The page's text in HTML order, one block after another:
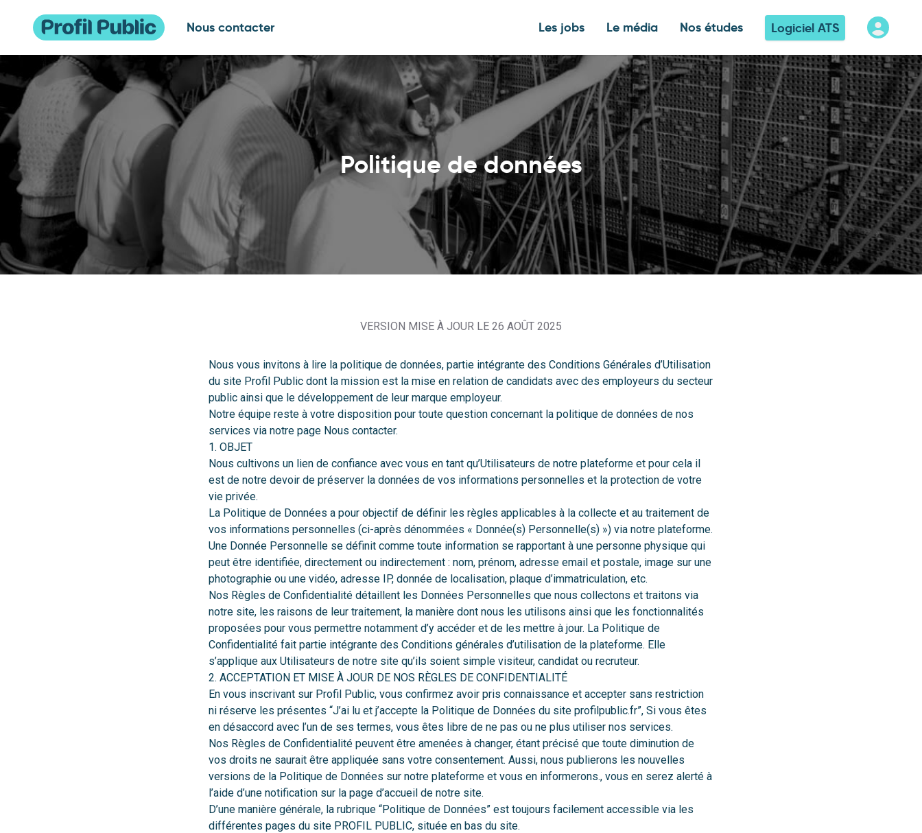
Nous contacter Les jobs Le média Nos études Logiciel ATS
Politique de données
VERSION MISE À JOUR LE 26 AOÛT 2025
Nous vous invitons à lire la politique de données, partie intégrante des Conditions Générales d’Utilisation
du site Profil Public dont la mission est la mise en relation de candidats avec des employeurs du secteur
public ainsi que le développement de leur marque employeur.
Notre équipe reste à votre disposition pour toute question concernant la politique de données de nos
services via notre page Nous contacter.
1. OBJET
Nous cultivons un lien de confiance avec vous en tant qu’Utilisateurs de notre plateforme et pour cela il
est de notre devoir de préserver la données de vos informations personnelles et la protection de votre
vie privée.
La Politique de Données a pour objectif de définir les règles applicables à la collecte et au traitement de
vos informations personnelles (ci-après dénommées « Donnée(s) Personnelle(s) ») via notre plateforme.
Une Donnée Personnelle se définit comme toute information se rapportant à une personne physique qui
peut être identifiée, directement ou indirectement : nom, prénom, adresse email et postale, image sur une
photographie ou une vidéo, adresse IP, donnée de localisation, plaque d’immatriculation, etc.
Nos Règles de Confidentialité détaillent les Données Personnelles que nous collectons et traitons via
notre site, les raisons de leur traitement, la manière dont nous les utilisons ainsi que les fonctionnalités
proposées pour vous permettre notamment d’y accéder et de les mettre à jour. La Politique de
Confidentialité fait partie intégrante des Conditions générales d’utilisation de la plateforme. Elle
s’applique aux Utilisateurs de notre site qu’ils soient simple visiteur, candidat ou recruteur.
2. ACCEPTATION ET MISE À JOUR DE NOS RÈGLES DE CONFIDENTIALITÉ
En vous inscrivant sur Profil Public, vous confirmez avoir pris connaissance et accepter sans restriction
ni réserve les présentes “J’ai lu et j’accepte la Politique de Données du site profilpublic.fr”, Si vous êtes
en désaccord avec l’un de ses termes, vous êtes libre de ne pas ou ne plus utiliser nos services.
Nos Règles de Confidentialité peuvent être amenées à changer, étant précisé que toute diminution de
vos droits ne saurait être appliquée sans votre consentement. Aussi, nous publierons les nouvelles
versions de la Politique de Données sur notre plateforme et vous en informerons., vous en serez alerté à
l’aide d’une notification sur la page d’accueil de notre site.
D’une manière générale, la rubrique “Politique de Données” est toujours facilement accessible via les
différentes pages du site PROFIL PUBLIC, située en bas du site.